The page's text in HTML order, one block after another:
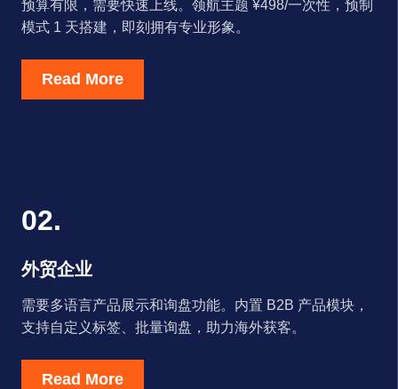
预算有限，需要快速上线。领航主题 ¥498/一次性，预制
模式 1 天搭建，即刻拥有专业形象。
Read More
02.
外贸企业
需要多语言产品展示和询盘功能。内置 B2B 产品模块，
支持自定义标签、批量询盘，助力海外获客。
Read More